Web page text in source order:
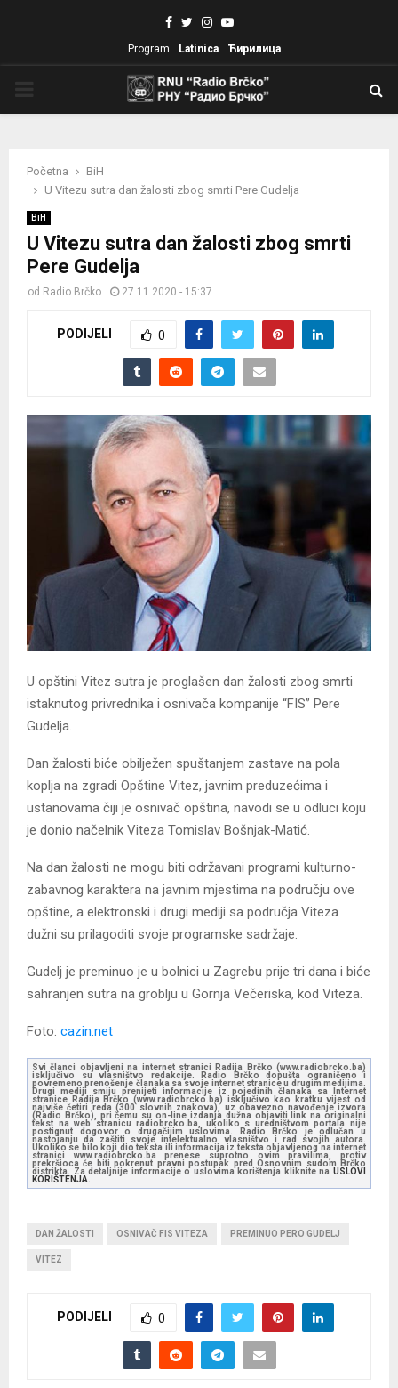
Facebook
TwitterInstagram
Youtube
Program Latinica Ћирилица
Početna
BiH
U Vitezu sutra dan žalosti zbog smrti Pere Gudelja
BiH
U Vitezu sutra dan žalosti zbog smrti
Pere Gudelja
od Radio Brčko 27.11.2020 - 15:37
PODIJELI 0
U opštini Vitez sutra je proglašen dan žalosti zbog smrti
istaknutog privrednika i osnivača kompanije “FIS” Pere
Gudelja.
Dan žalosti biće obilježen spuštanjem zastave na pola
koplja na zgradi Opštine Vitez, javnim preduzećima i
ustanovama čiji je osnivač opština, navodi se u odluci koju
je donio načelnik Viteza Tomislav Bošnjak-Matić.
Na dan žalosti ne mogu biti održavani programi kulturno-
zabavnog karaktera na javnim mjestima na području ove
opštine, a elektronski i drugi mediji sa područja Viteza
dužni su prilagoditi svoje programske sadržaje.
Gudelj je preminuo je u bolnici u Zagrebu prije tri dana i biće
sahranjen sutra na groblju u Gornja Večeriska, kod Viteza.
Foto: cazin.net
Svi članci objavljeni na internet stranici Radija Brčko (www.radiobrcko.ba)
isključivo su vlasništvo redakcije. Radio Brčko dopušta ograničeno i
povremeno prenošenje članaka sa svoje internet stranice u drugim medijima.
Drugi mediji smiju prenijeti informacije iz pojedinih članaka sa Internet
stranice Radija Brčko (www.radiobrcko.ba) isključivo kao kratku vijest od
najviše četiri reda (300 slovnih znakova), uz obavezno navođenje izvora
(Radio Brčko), pri čemu su on-line izdanja dužna objaviti link na originalni
tekst na web stranicu radiobrcko.ba, ukoliko s uredništvom portala nije
postignut dogovor o drugačijim uslovima. Radio Brčko je odlučan u
nastojanju da zaštiti svoje intelektualno vlasništvo i rad svojih autora.
Ukoliko se bilo koji dio teksta ili informacija iz teksta objavljenog na internet
stranici www.radiobrcko.ba prenese suprotno ovim pravilima, protiv
prekršioca će biti pokrenut pravni postupak pred Osnovnim sudom Brčko
distrikta. Za detaljnije informacije o uslovima korištenja kliknite na USLOVI
KORIŠTENJA.
DAN ŽALOSTI OSNIVAČ FIS VITEZA PREMINUO PERO GUDELJ
VITEZ
PODIJELI 0